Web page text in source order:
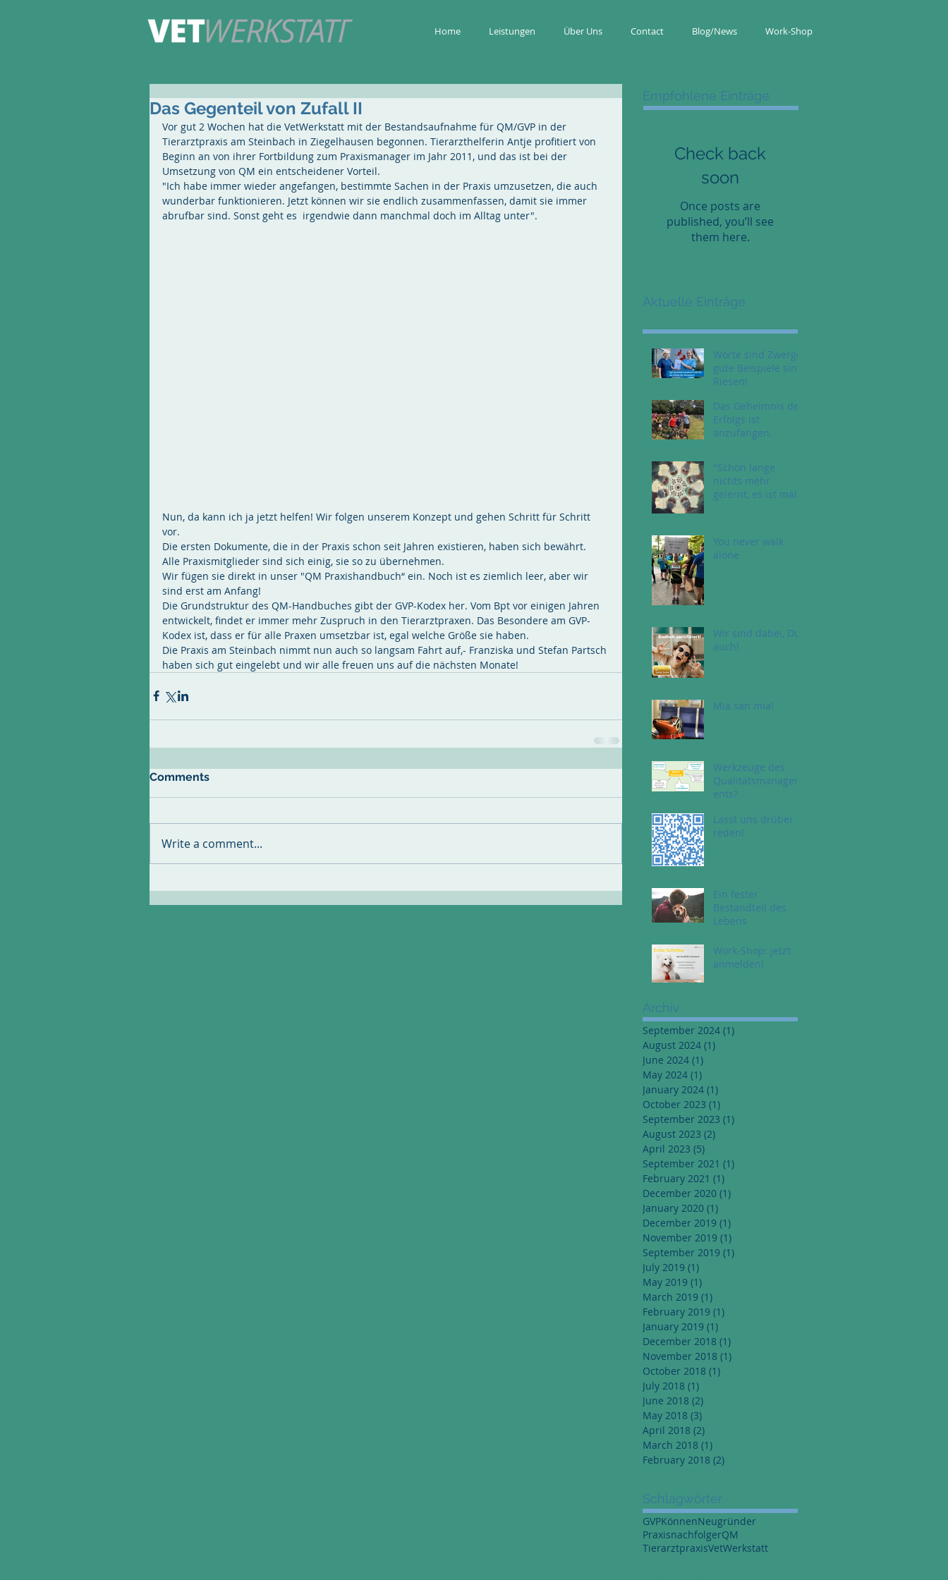
Home Leistungen Über Uns Contact Blog/News Work-Shop
Das Gegenteil von Zufall II
Vor gut 2 Wochen hat die VetWerkstatt mit der Bestandsaufnahme für QM/GVP in der
Tierarztpraxis am Steinbach in Ziegelhausen begonnen. Tierarzthelferin Antje profitiert von
Beginn an von ihrer Fortbildung zum Praxismanager im Jahr 2011, und das ist bei der
Umsetzung von QM ein entscheidener Vorteil.
"Ich habe immer wieder angefangen, bestimmte Sachen in der Praxis umzusetzen, die auch
wunderbar funktionieren. Jetzt können wir sie endlich zusammenfassen, damit sie immer
abrufbar sind. Sonst geht es  irgendwie dann manchmal doch im Alltag unter".
Nun, da kann ich ja jetzt helfen! Wir folgen unserem Konzept und gehen Schritt für Schritt
vor.
Die ersten Dokumente, die in der Praxis schon seit Jahren existieren, haben sich bewährt.
Alle Praxismitglieder sind sich einig, sie so zu übernehmen.
Wir fügen sie direkt in unser "QM Praxishandbuch“ ein. Noch ist es ziemlich leer, aber wir
sind erst am Anfang!
Die Grundstruktur des QM-Handbuches gibt der GVP-Kodex her. Vom Bpt vor einigen Jahren
entwickelt, findet er immer mehr Zuspruch in den Tierarztpraxen. Das Besondere am GVP-
Kodex ist, dass er für alle Praxen umsetzbar ist, egal welche Größe sie haben.
Die Praxis am Steinbach nimmt nun auch so langsam Fahrt auf,- Franziska und Stefan Partsch
haben sich gut eingelebt und wir alle freuen uns auf die nächsten Monate!
Comments
Write a comment...
Empfohlene Einträge
Check back
soon
Once posts are
published, you’ll see
them here.
Aktuelle Einträge
Worte sind Zwerge-
gute Beispiele sind
Riesen!
Das Geheimnis des
Erfolgs ist
anzufangen.
"Schon lange
nichts mehr
gelernt, es ist mal
You never walk
alone
Wir sind dabei, Du
auch!
Mia san mia!
Werkzeuge des
Qualitätsmanagem
ents?
Lasst uns drüber
reden!
Ein fester
Bestandteil des
Lebens
Work-Shop: jetzt
anmelden!
Archiv
September 2024 (1)
August 2024 (1)
June 2024 (1)
May 2024 (1)
January 2024 (1)
October 2023 (1)
September 2023 (1)
August 2023 (2)
April 2023 (5)
September 2021 (1)
February 2021 (1)
December 2020 (1)
January 2020 (1)
December 2019 (1)
November 2019 (1)
September 2019 (1)
July 2019 (1)
May 2019 (1)
March 2019 (1)
February 2019 (1)
January 2019 (1)
December 2018 (1)
November 2018 (1)
October 2018 (1)
July 2018 (1)
June 2018 (2)
May 2018 (3)
April 2018 (2)
March 2018 (1)
February 2018 (2)
Schlagwörter
GVPKönnenNeugründer
PraxisnachfolgerQM
TierarztpraxisVetWerkstatt